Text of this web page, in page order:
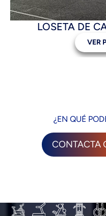
LOSETA DE
VER
¿EN QUÉ
CONTACTA